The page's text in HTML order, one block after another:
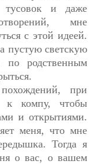
и даже
мне
с этой идеей.
пустую светскую
по родственным
при
к компу, чтобы
и открытиями.
меня, что мне
Тогда я
о вас, о вашем